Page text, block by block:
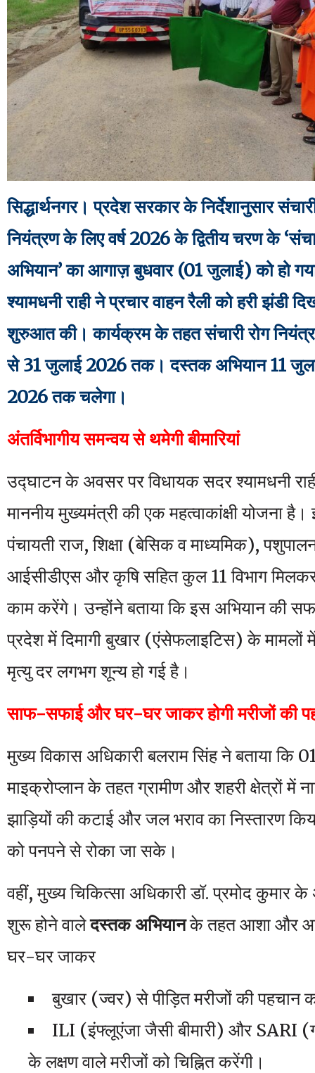
सिद्धार्थनगर। प्रदेश सरकार के निर्देशानुसार संचारी
नियंत्रण के लिए वर्ष 2026 के द्वितीय चरण के
अभियान’ का आगाज़ बुधवार (01 जुलाई) को हो
श्यामधनी राही ने प्रचार वाहन रैली को हरी झंडी
शुरुआत की। कार्यक्रम के तहत ​संचारी रोग
से 31 जुलाई 2026 तक। ​दस्तक अभियान 11
2026 तक चलेगा।
अंतर्विभागीय समन्वय से थमेगी बीमारियां
उद्घाटन के अवसर पर विधायक सदर श्यामधनी
माननीय मुख्यमंत्री की एक महत्वाकांक्षी योजना
पंचायती राज, शिक्षा (बेसिक व माध्यमिक),
आईसीडीएस और कृषि सहित कुल 11 विभाग
काम करेंगे। उन्होंने बताया कि इस अभियान की
प्रदेश में दिमागी बुखार (एंसेफलाइटिस) के मामलों
मृत्यु दर लगभग शून्य हो गई है।
साफ-सफाई और घर-घर जाकर होगी मरीजों की
मुख्य विकास अधिकारी बलराम सिंह ने बताया कि
माइक्रोप्लान के तहत ग्रामीण और शहरी क्षेत्रों में
झाड़ियों की कटाई और जल भराव का निस्तारण
को पनपने से रोका जा सके।
​वहीं, मुख्य चिकित्सा अधिकारी डॉ. प्रमोद कुमार
शुरू होने वालेदस्तक अभियानके तहत आशा और
घर-घर जाकर
​बुखार (ज्वर) से पीड़ित मरीजों की पहचान
​ILI (इंफ्लूएंजा जैसी बीमारी) और SARI
के लक्षण वाले मरीजों को चिह्नित करेंगी।